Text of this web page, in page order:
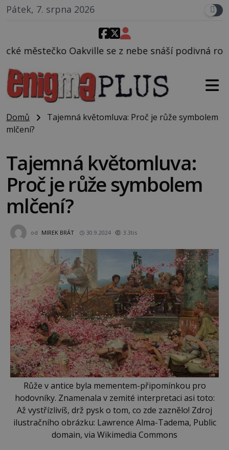
Pátek, 7. srpna 2026
se z nebe snáší podivná rosolovitá látka
Domů
Tajemná květomluva: Proč je růže symbolem
mlčení?
Tajemná květomluva:
Proč je růže symbolem
mlčení?
od MIREK BRÁT 30.9.2024 3.3tis
Růže v antice byla mementem-připomínkou pro
hodovníky. Znamenala v zemité interpretaci asi toto:
Až vystřízlivíš, drž pysk o tom, co zde zaznělo! Zdroj
ilustračního obrázku: Lawrence Alma-Tadema, Public
domain, via Wikimedia Commons